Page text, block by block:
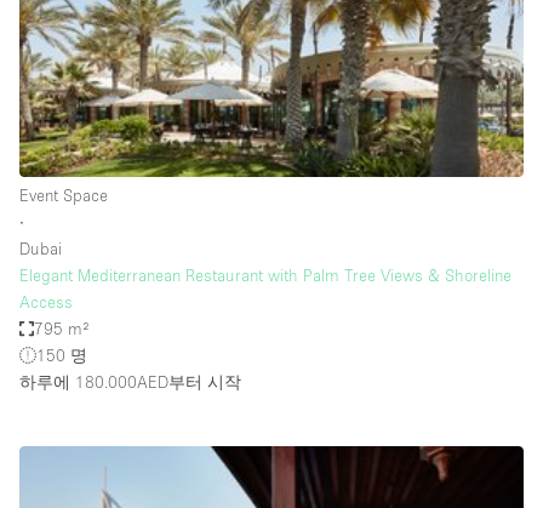
Haussmann Style
Heating
Industrial
Internet
Kitchen
Living Space
Multiple Rooms
Event Space
∙
Dubai
Elegant Mediterranean Restaurant with Palm Tree Views & Shoreline
Access
795 m²
150 명
하루에 180.000AED부터 시작